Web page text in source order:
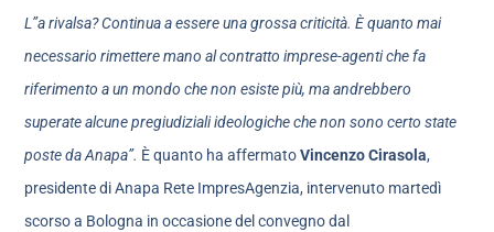
L”a rivalsa? Continua a essere una grossa criticità. È quanto mai
necessario rimettere mano al contratto imprese-agenti che fa
riferimento a un mondo che non esiste più, ma andrebbero
superate alcune pregiudiziali ideologiche che non sono certo state
poste da Anapa”. È quanto ha affermatoVincenzo Cirasola,
presidente di Anapa Rete ImpresAgenzia, intervenuto martedì
scorso a Bologna in occasione del convegno dal